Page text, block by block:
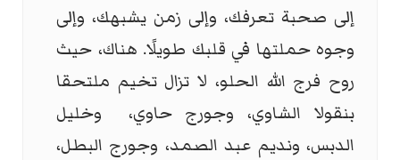
إلى صحبة تعرفك، وإلى زمن يشبهك، وإلى
وجوه حملتها في قلبك طويلًا. هناك، حيث
روح فرج الله الحلو، لا تزال تخيم ملتحقا
بنقولا الشاوي، وجورج حاوي، وخليل
الدبس، ونديم عبد الصمد، وجورج البطل،